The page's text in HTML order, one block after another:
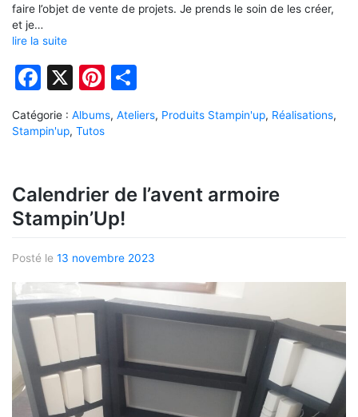
faire l’objet de vente de projets. Je prends le soin de les créer,
et je…
lire la suite
Facebook
X Pinterest
Catégorie : Albums, Ateliers, Produits Stampin'up, Réalisations,
Stampin'up, Tutos
Calendrier de l’avent armoire
Stampin’Up!
Posté le 13 novembre 2023